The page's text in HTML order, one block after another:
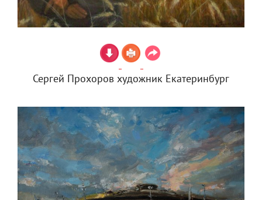
Сергей Прохоров художник Екатеринбург